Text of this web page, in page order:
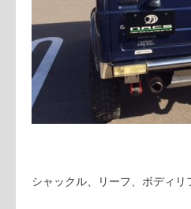
シャックル、リーフ、ボディリ